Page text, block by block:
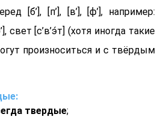
[б’], [п’], [в’], [ф’], например:
свет [с’в’э́т] (хотя иногда такие
произноситься и с твёрдым
твердые;